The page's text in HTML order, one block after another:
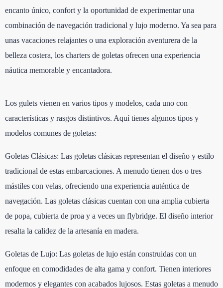
encanto único, confort y la oportunidad de experimentar una
combinación de navegación tradicional y lujo moderno. Ya sea para
unas vacaciones relajantes o una exploración aventurera de la
belleza costera, los charters de goletas ofrecen una experiencia
náutica memorable y encantadora.
Los gulets vienen en varios tipos y modelos, cada uno con
características y rasgos distintivos. Aquí tienes algunos tipos y
modelos comunes de goletas:
Goletas Clásicas: Las goletas clásicas representan el diseño y estilo
tradicional de estas embarcaciones. A menudo tienen dos o tres
mástiles con velas, ofreciendo una experiencia auténtica de
navegación. Las goletas clásicas cuentan con una amplia cubierta
de popa, cubierta de proa y a veces un flybridge. El diseño interior
resalta la calidez de la artesanía en madera.
Goletas de Lujo: Las goletas de lujo están construidas con un
enfoque en comodidades de alta gama y confort. Tienen interiores
modernos y elegantes con acabados lujosos. Estas goletas a menudo